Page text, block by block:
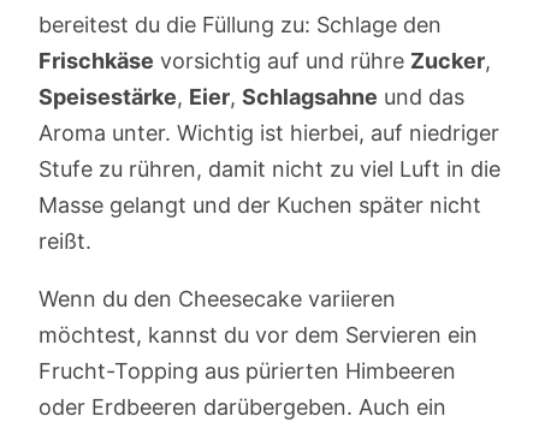
bereitest du die Füllung zu: Schlage den
Frischkäse vorsichtig auf und rühre Zucker,
Speisestärke, Eier, Schlagsahne und das
Aroma unter. Wichtig ist hierbei, auf niedriger
Stufe zu rühren, damit nicht zu viel Luft in die
Masse gelangt und der Kuchen später nicht
reißt.
Wenn du den Cheesecake variieren
möchtest, kannst du vor dem Servieren ein
Frucht-Topping aus pürierten Himbeeren
oder Erdbeeren darübergeben. Auch ein